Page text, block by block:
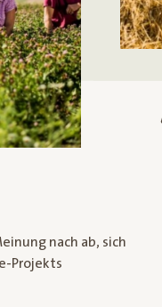
nach ab, sich
Projekts